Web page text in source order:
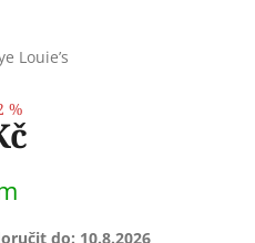
Louie’s
%
do: 10.8.2026